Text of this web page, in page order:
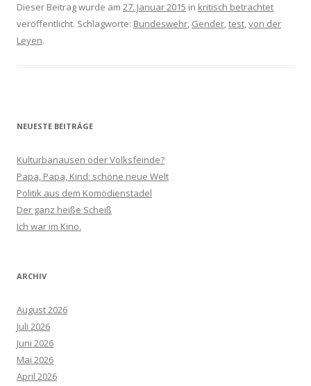
Dieser Beitrag wurde am 27. Januar 2015 in kritisch betrachtet
veröffentlicht. Schlagworte: Bundeswehr, Gender,test,von der
Leyen.
NEUESTE BEITRÄGE
Kulturbanausen oder Volksfeinde?
Papa, Papa, Kind: schöne neue Welt
Politik aus dem Komödienstadel
Der ganz heiße Scheiß
Ich war im Kino.
ARCHIV
August 2026
Juli 2026
Juni 2026
Mai 2026
April 2026